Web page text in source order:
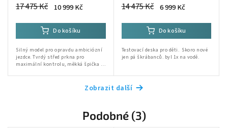
17 475 Kč 10 999 Kč
Do košíku
Silný model pro opravdu ambiciózní
jezdce. Tvrdý střed prkna pro
maximální kontrolu, měkká špička a
14 475 Kč 6 999 Kč
Do košíku
Testovací deska pro děti. Skoro nové
jen pá škrábanců. byl 1x na vodě.
Zobrazit další
Podobné (3)
Powered by chaterimo